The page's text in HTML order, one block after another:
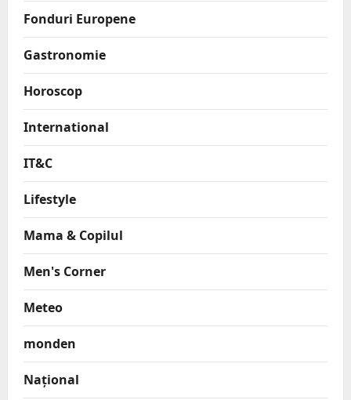
Fonduri Europene
Gastronomie
Horoscop
International
IT&C
Lifestyle
Mama & Copilul
Men's Corner
Meteo
monden
Național